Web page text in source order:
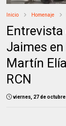
Inicio Homenaje
Jaimes en
Martín
RCN
viernes, 27 de octubre